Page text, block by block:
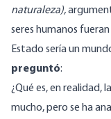
naturaleza),
seres humanos
Estado sería un
preguntó:
¿Qué es, en realidad,
mucho, pero se ha